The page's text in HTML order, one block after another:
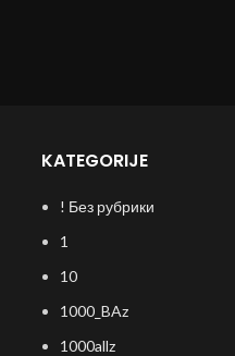
KATEGORIJE
! Без рубрики
1
10
1000_BAz
1000allz